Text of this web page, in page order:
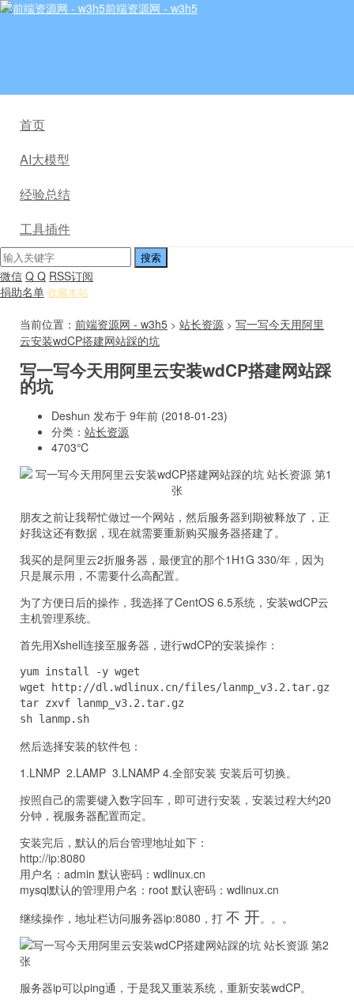
前端资源网 - w3h5
首页
AI大模型
经验总结
工具插件
微信 Q Q RSS订阅
捐助名单 收藏本站
当前位置： 前端资源网 - w3h5 > 站长资源 > 写一写今天用阿里
云安装wdCP搭建网站踩的坑
写一写今天用阿里云安装wdCP搭建网站踩
的坑
Deshun 发布于 9年前 (2018-01-23)
分类： 站长资源
4703℃
朋友之前让我帮忙做过一个网站，然后服务器到期被释放了，正
好我这还有数据，现在就需要重新购买服务器搭建了。
我买的是阿里云2折服务器，最便宜的那个1H1G 330/年，因为
只是展示用，不需要什么高配置。
为了方便日后的操作，我选择了CentOS 6.5系统，安装wdCP云
主机管理系统。
首先用Xshell连接至服务器，进行wdCP的安装操作：
yum install -y wget
wget http://dl.wdlinux.cn/files/lanmp_v3.2.tar.gz
tar zxvf lanmp_v3.2.tar.gz
sh lanmp.sh
然后选择安装的软件包：
1.LNMP 2.LAMP 3.LNAMP 4.全部安装 安装后可切换。
按照自己的需要键入数字回车，即可进行安装，安装过程大约20
分钟，视服务器配置而定。
安装完后，默认的后台管理地址如下：
http://ip:8080
用户名：admin 默认密码：wdlinux.cn
mysql默认的管理用户名：root 默认密码：wdlinux.cn
继续操作，地址栏访问服务器ip:8080，打 不 开。。。
服务器ip可以ping通，于是我又重装系统，重新安装wdCP。